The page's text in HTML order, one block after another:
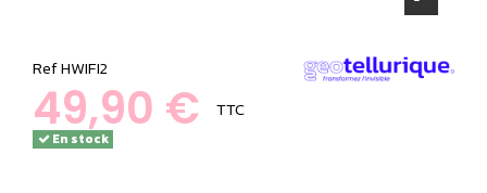
RefHWIFI2
49,90 € TTC
En stock